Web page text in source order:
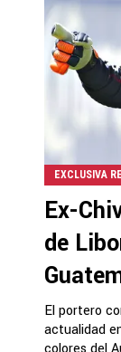
EXCLUSIVA
Ex-
de
El portero
actualidad